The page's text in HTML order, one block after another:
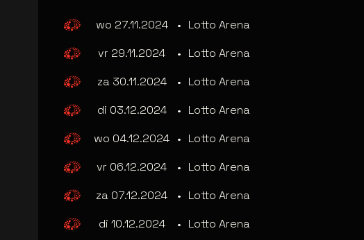
wo 27.11.2024 • Lotto Arena
vr 29.11.2024
• Lotto Arena
za 30.11.2024
• Lotto Arena
di 03.12.2024
• Lotto Arena
wo 04.12.2024 • Lotto Arena
vr 06.12.2024
• Lotto Arena
za 07.12.2024
• Lotto Arena
di 10.12.2024
• Lotto Arena